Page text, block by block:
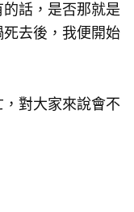
話，是否那就是
去後，我便開始
對大家來說會不